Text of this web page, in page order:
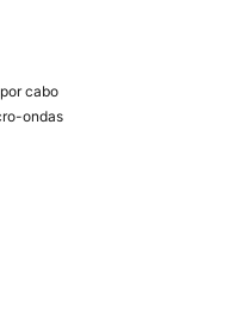
cabo
ondas